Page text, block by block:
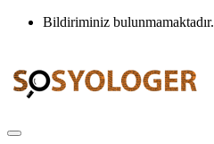
Bildiriminiz bulunmamaktadır.